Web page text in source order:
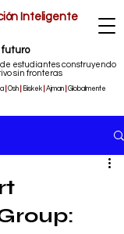
Inteligente
futuro
estudiantes construyendo
sin fronteras
Osh Biskek Ajman Globalmente